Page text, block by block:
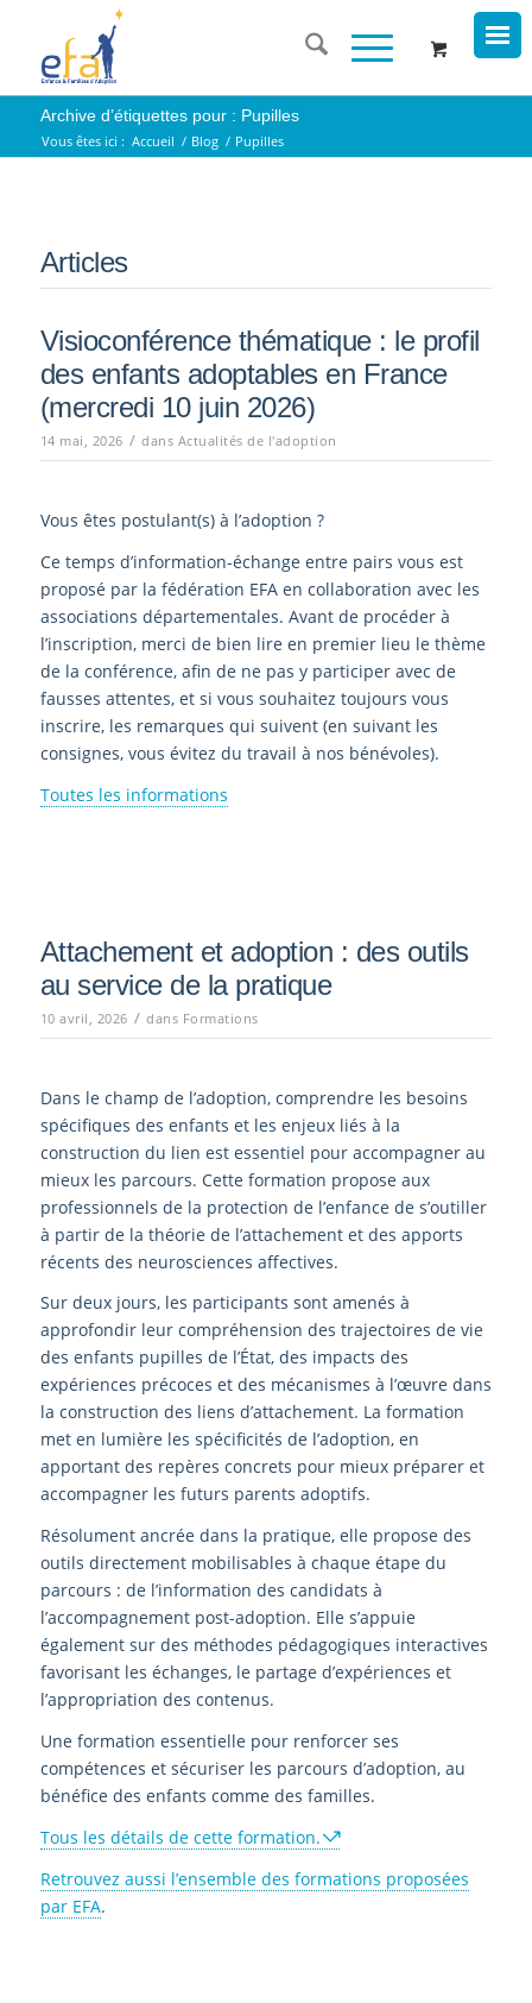
Archive d’étiquettes pour : Pupilles
Vous êtes ici : Accueil / Blog / Pupilles
Articles
Visioconférence thématique : le profil
des enfants adoptables en France
(mercredi 10 juin 2026)
14 mai, 2026 / dans Actualités de l'adoption
Vous êtes postulant(s) à l’adoption ?
Ce temps d’information-échange entre pairs vous est
proposé par la fédération EFA en collaboration avec les
associations départementales. Avant de procéder à
l’inscription, merci de bien lire en premier lieu le thème
de la conférence, afin de ne pas y participer avec de
fausses attentes, et si vous souhaitez toujours vous
inscrire, les remarques qui suivent (en suivant les
consignes, vous évitez du travail à nos bénévoles).
Toutes les informations
Attachement et adoption : des outils
au service de la pratique
10 avril, 2026 / dans Formations
Dans le champ de l’adoption, comprendre les besoins
spécifiques des enfants et les enjeux liés à la
construction du lien est essentiel pour accompagner au
mieux les parcours. Cette formation propose aux
professionnels de la protection de l’enfance de s’outiller
à partir de la théorie de l’attachement et des apports
récents des neurosciences affectives.
Sur deux jours, les participants sont amenés à
approfondir leur compréhension des trajectoires de vie
des enfants pupilles de l’État, des impacts des
expériences précoces et des mécanismes à l’œuvre dans
la construction des liens d’attachement. La formation
met en lumière les spécificités de l’adoption, en
apportant des repères concrets pour mieux préparer et
accompagner les futurs parents adoptifs.
Résolument ancrée dans la pratique, elle propose des
outils directement mobilisables à chaque étape du
parcours : de l’information des candidats à
l’accompagnement post-adoption. Elle s’appuie
également sur des méthodes pédagogiques interactives
favorisant les échanges, le partage d’expériences et
l’appropriation des contenus.
Une formation essentielle pour renforcer ses
compétences et sécuriser les parcours d’adoption, au
bénéfice des enfants comme des familles.
Tous les détails de cette formation.
Retrouvez aussi l’ensemble des formations proposées
par EFA.